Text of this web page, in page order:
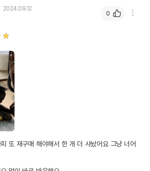
2024.09.12
또 재구매 해야해서 한 개 더 사놨어요 그냥 너어
0